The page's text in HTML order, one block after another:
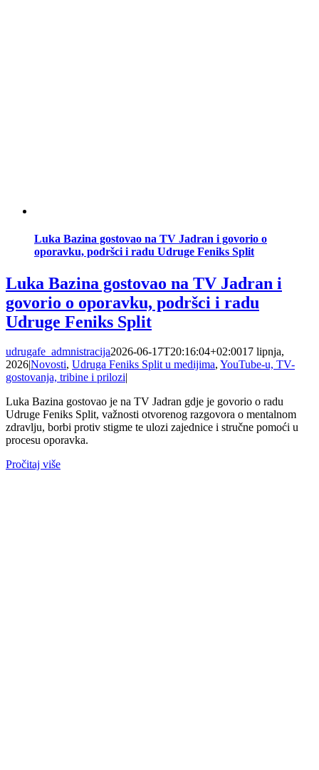
Luka Bazina gostovao na TV Jadran i govorio o
oporavku, podršci i radu Udruge Feniks Split
Luka Bazina gostovao na TV Jadran i
govorio o oporavku, podršci i radu
Udruge Feniks Split
udrugafe_admnistracija2026-06-17T20:16:04+02:0017 lipnja,
2026|Novosti, Udruga Feniks Split u medijima, YouTube-u, TV-
gostovanja, tribine i prilozi|
Luka Bazina gostovao je na TV Jadran gdje je govorio o radu
Udruge Feniks Split, važnosti otvorenog razgovora o mentalnom
zdravlju, borbi protiv stigme te ulozi zajednice i stručne pomoći u
procesu oporavka.
Pročitaj više